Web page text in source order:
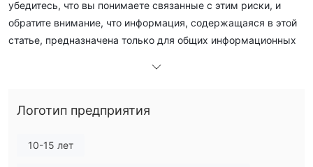
убедитесь, что вы понимаете связанные с этим риски, и
обратите внимание, что информация, содержащаяся в этой
статье, предназначена только для общих информационных
что ATC ？
ATCявляется брокерской компанией, занимающейся
Логотип предприятия
10-15 лет